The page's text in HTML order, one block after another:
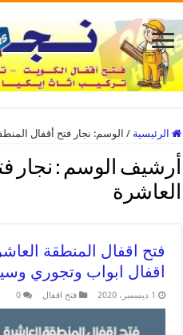
الرئيسية / الوسم: نجار فتح أقفال
أرشيف الوسم : نجار
العاشرة
اقفال ابواب وتجوري
1 ديسمبر، 2020 فتح اقفال 0